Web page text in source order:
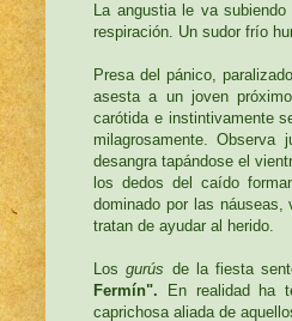
La angustia le va
respiración. Un sudor frío
Presa del pánico,
asesta a un joven
carótida e instintivamente
milagrosamente.
desangra tapándose el
los dedos del caído
dominado por las
tratan de ayudar al herido.
Losgurús de la fiesta
Fermín". En realidad ha
caprichosa aliada de